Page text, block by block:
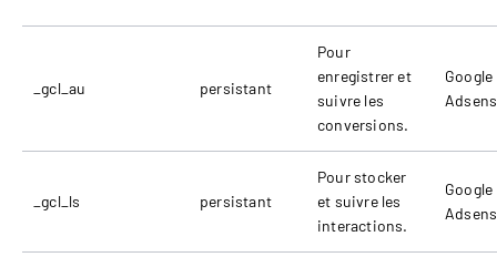
_gcl_au persistant
Pour
enregistrer et
suivre les
conversions.
Google
_gcl_ls persistant
Pour stocker
et suivre les
interactions.
Google